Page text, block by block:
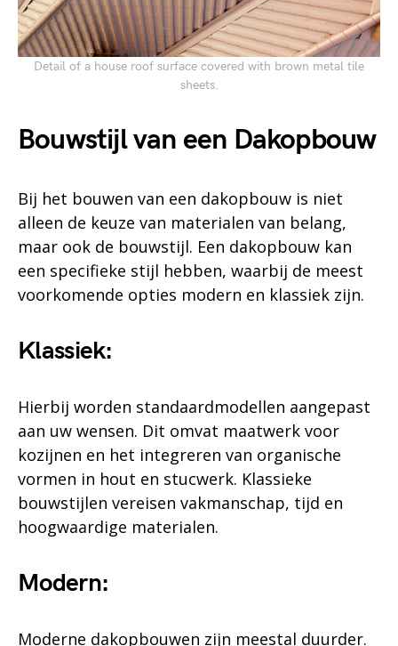
Detail of a house roof surface covered with brown metal tile
sheets.
Bouwstijl van een Dakopbouw
Bij het bouwen van een dakopbouw is niet
alleen de keuze van materialen van belang,
maar ook de bouwstijl. Een dakopbouw kan
een specifieke stijl hebben, waarbij de meest
voorkomende opties modern en klassiek zijn.
Klassiek:
Hierbij worden standaardmodellen aangepast
aan uw wensen. Dit omvat maatwerk voor
kozijnen en het integreren van organische
vormen in hout en stucwerk. Klassieke
bouwstijlen vereisen vakmanschap, tijd en
hoogwaardige materialen.
Modern:
Moderne dakopbouwen zijn meestal duurder.